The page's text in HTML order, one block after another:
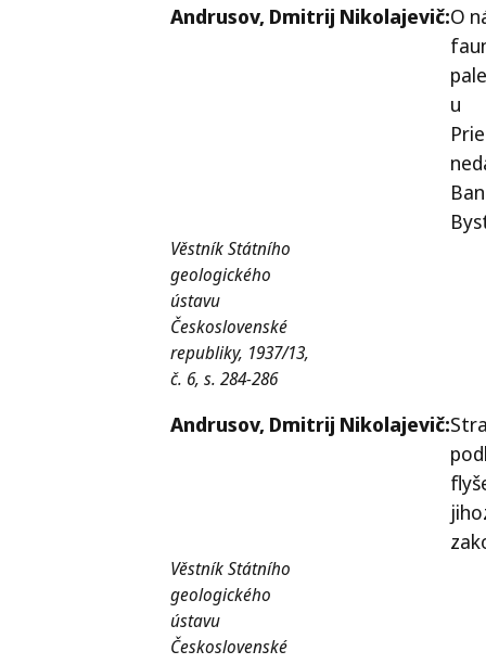
Andrusov, Dmitrij Nikolajevič:O
u
Věstník Státního
geologického
ústavu
Československé
republiky, 1937/13,
č. 6, s. 284-286
Andrusov, Dmitrij Nikolajevič:
Věstník Státního
geologického
ústavu
Československé